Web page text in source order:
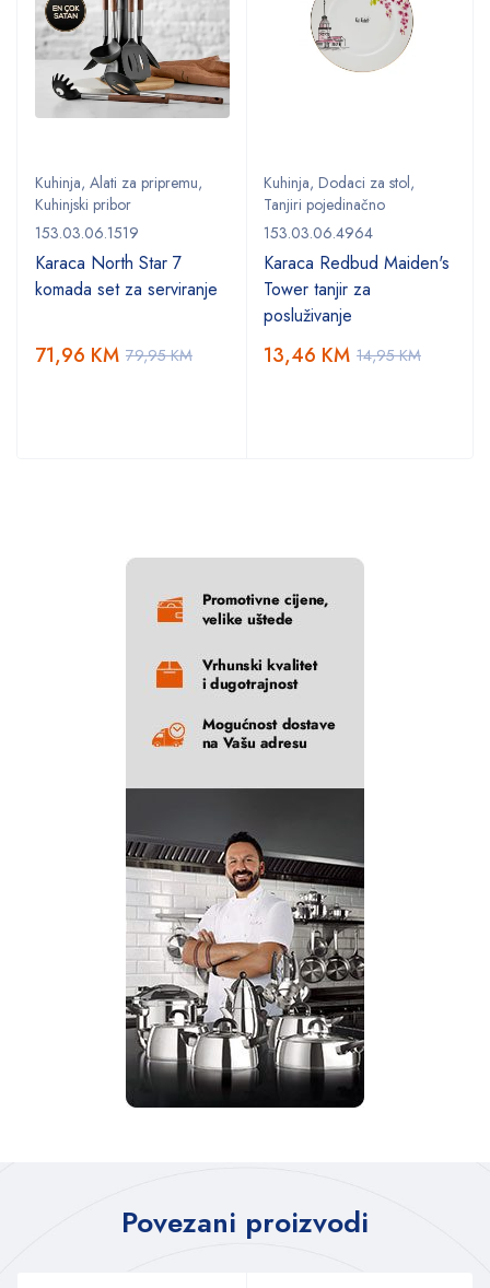
Kuhinja, Alati za pripremu,
Kuhinjski pribor
153.03.06.1519
Karaca North Star 7
komada set za serviranje
79,95KM
71,96 KM
Kuhinja, Dodaci za stol,
Tanjiri pojedinačno
153.03.06.4964
Karaca Redbud Maiden's
Tower tanjir za
posluživanje
14,95KM
13,46 KM
Povezani proizvodi